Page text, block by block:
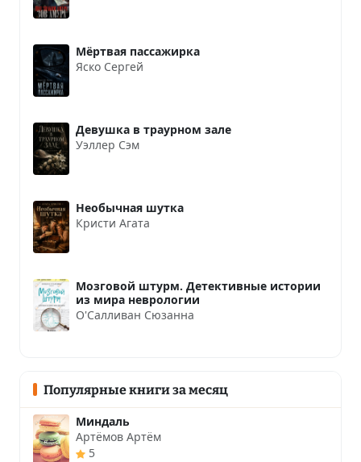
Мёртвая пассажирка
Яско Сергей
Девушка в траурном зале
Уэллер Сэм
Необычная шутка
Кристи Агата
Мозговой штурм. Детективные истории
из мира неврологии
О'Салливан Сюзанна
Популярные книги за месяц
Миндаль
Артёмов Артём
5